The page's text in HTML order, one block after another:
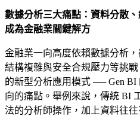
數據分析三大痛點：資料分散
成為金融業關鍵解方
金融業一向高度依賴數據分析
結構複雜與安全合規壓力等挑
的新型分析應用模式 ── Gen
向的痛點。舉例來說，傳統 BI
法的分析師操作，加上資料往